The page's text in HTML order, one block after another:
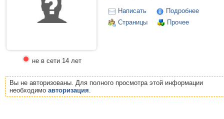
не в сети 14 лет
Написать
Подробнее
Страницы
Прочее
Вы не авторизованы. Для полного просмотра этой информации
необходимо авторизация.